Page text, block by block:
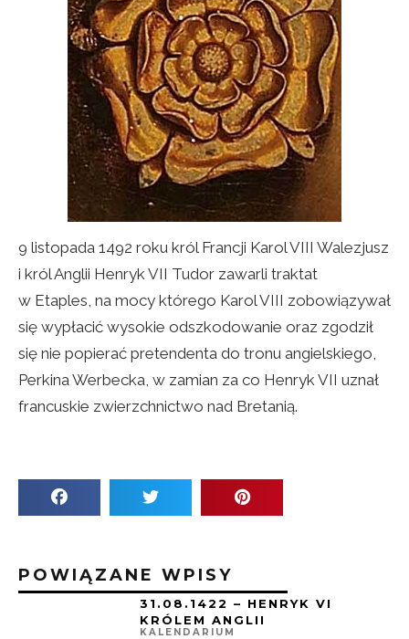
9 listopada 1492 roku król Francji Karol VIII Walezjusz
i król Anglii Henryk VII Tudor zawarli traktat
w Etaples, na mocy którego Karol VIII zobowiązywał
się wypłacić wysokie odszkodowanie oraz zgodził
się nie popierać pretendenta do tronu angielskiego,
Perkina Werbecka, w zamian za co Henryk VII uznał
francuskie zwierzchnictwo nad Bretanią.
POWIĄZANE WPISY
31.08.1422 – HENRYK VI
KRÓLEM ANGLII
KALENDARIUM